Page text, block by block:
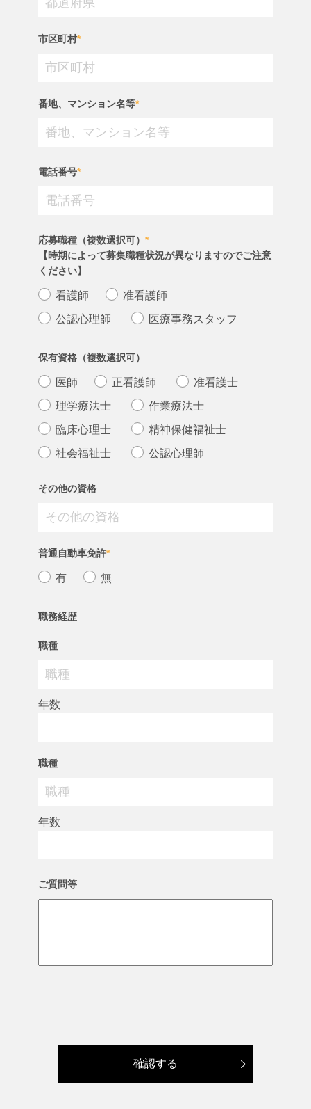
市区町村*
番地、マンション名等*
電話番号*
応募職種（複数選択可） *
【時期によって募集職種状況が異なりますのでご注意
ください】
看護師
准看護師
公認心理師
医療事務スタッフ
保有資格（複数選択可）
医師 正看護師
准看護士
理学療法士
作業療法士
臨床心理士
精神保健福祉士
社会福祉士
公認心理師
その他の資格
普通自動車免許*
有 無
職務経歴
職種
年数
職種
年数
ご質問等